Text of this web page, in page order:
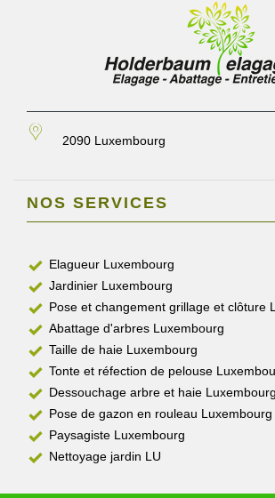
2090 Luxembourg
NOS SERVICES
Elagueur Luxembourg
Jardinier Luxembourg
Pose et changement grillage et clôture
Abattage d'arbres Luxembourg
Taille de haie Luxembourg
Tonte et réfection de pelouse
Dessouchage arbre et haie Luxembourg
Pose de gazon en rouleau Luxembourg
Paysagiste Luxembourg
Nettoyage jardin LU